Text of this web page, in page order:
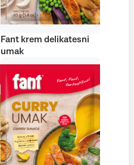
Fant krem delikatesni
umak